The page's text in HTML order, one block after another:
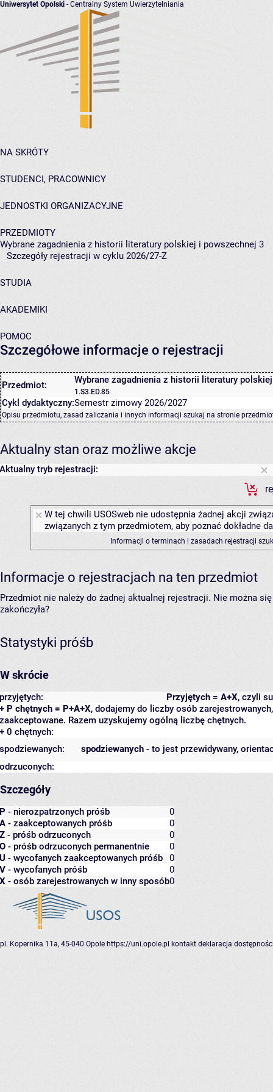
Uniwersytet Opolski - Centralny System Uwierzytelniania
NA SKRÓTY
STUDENCI, PRACOWNICY
JEDNOSTKI ORGANIZACYJNE
PRZEDMIOTY
Wybrane zagadnienia z historii literatury polskiej i powszechnej 3
Szczegóły rejestracji w cyklu 2026/27-Z
STUDIA
AKADEMIKI
POMOC
Szczegółowe informacje o rejestracji
Przedmiot: Wybrane zagadnienia z historii literatury
1.S3.ED.85
Cykl dydaktyczny:Semestr zimowy 2026/2027
Opisu przedmiotu, zasad zaliczania i innych informacji szukaj na stronie
Aktualny stan oraz możliwe akcje
Aktualny tryb rejestracji:
W tej chwili USOSweb nie udostępnia żadnej akcji
związanych z tym przedmiotem, aby poznać dokładne
Informacji o terminach i zasadach rejestracji
Informacje o rejestracjach na ten przedmiot
Przedmiot nie należy do żadnej aktualnej rejestracji. Nie można
zakończyła?
Statystyki próśb
W skrócie
Przyjętych = A+X, czyli
przyjętych:
+ P chętnych = P+A+X, dodajemy do liczby osób
zaakceptowane. Razem uzyskujemy ogólną liczbę chętnych.
+ 0 chętnych:
spodziewanych - to jest przewidywany,
spodziewanych:
odrzuconych:
Szczegóły
P - nierozpatrzonych próśb
0
A - zaakceptowanych próśb
0
Z - próśb odrzuconych
0
O - próśb odrzuconych permanentnie
0
U - wycofanych zaakceptowanych próśb
0
V - wycofanych próśb
0
X - osób zarejestrowanych w inny sposób0
pl. Kopernika 11a, 45-040 Opole https://uni.opole.pl kontakt deklaracja